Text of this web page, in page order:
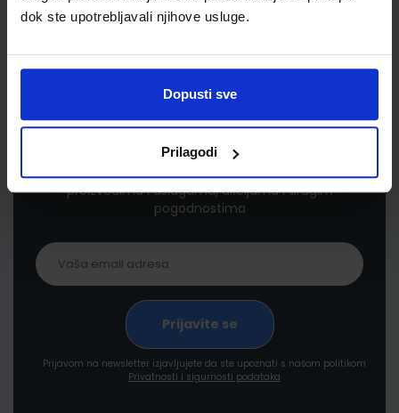
dok ste upotrebljavali njihove usluge.
Dopusti sve
Prilagodi
Newsletter prijava
Prijavite se kako bi primali informacije o novim
proizvodima i uslugama, akcijama i drugim
pogodnostima
Prijavom na newsletter izjavljujete da ste upoznati s našom politikom
Privatnosti i sigurnosti podataka